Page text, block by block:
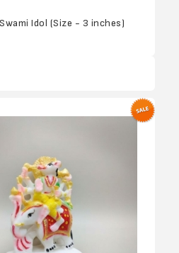
Idol (Size - 3 inches)